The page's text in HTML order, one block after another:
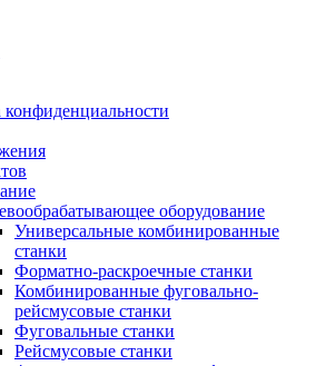
оборудование
Универсальные комбинированные
станки
Форматно-раскроечные станки
Комбинированные фуговально-
рейсмусовые станки
Фуговальные станки
Рейсмусовые станки